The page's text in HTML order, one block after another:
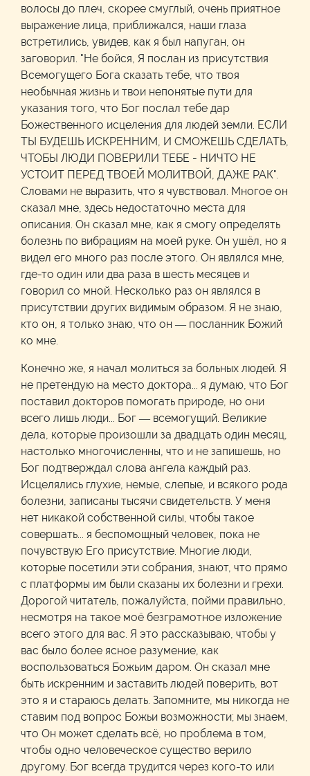
волосы до плеч, скорее смуглый, очень приятное
выражение лица, приближался, наши глаза
встретились, увидев, как я был напуган, он
заговорил. "Не бойся, Я послан из присутствия
Всемогущего Бога сказать тебе, что твоя
необычная жизнь и твои непонятые пути для
указания того, что Бог послал тебе дар
Божественного исцеления для людей земли. ЕСЛИ
ТЫ БУДЕШЬ ИСКРЕННИМ, И СМОЖЕШЬ СДЕЛАТЬ,
ЧТОБЫ ЛЮДИ ПОВЕРИЛИ ТЕБЕ - НИЧТО НЕ
УСТОИТ ПЕРЕД ТВОЕЙ МОЛИТВОЙ, ДАЖЕ РАК".
Словами не выразить, что я чувствовал. Многое он
сказал мне, здесь недостаточно места для
описания. Он сказал мне, как я смогу определять
болезнь по вибрациям на моей руке. Он ушёл, но я
видел его много раз после этого. Он являлся мне,
где-то один или два раза в шесть месяцев и
говорил со мной. Несколько раз он являлся в
присутствии других видимым образом. Я не знаю,
кто он, я только знаю, что он — посланник Божий
ко мне.
Конечно же, я начал молиться за больных людей. Я
не претендую на место доктора... я думаю, что Бог
поставил докторов помогать природе, но они
всего лишь люди... Бог — всемогущий. Великие
дела, которые произошли за двадцать один месяц,
настолько многочисленны, что и не запишешь, но
Бог подтверждал слова ангела каждый раз.
Исцелялись глухие, немые, слепые, и всякого рода
болезни, записаны тысячи свидетельств. У меня
нет никакой собственной силы, чтобы такое
совершать... я беспомощный человек, пока не
почувствую Его присутствие. Многие люди,
которые посетили эти собрания, знают, что прямо
с платформы им были сказаны их болезни и грехи.
Дорогой читатель, пожалуйста, пойми правильно,
несмотря на такое моё безграмотное изложение
всего этого для вас. Я это рассказываю, чтобы у
вас было более ясное разумение, как
воспользоваться Божьим даром. Он сказал мне
быть искренним и заставить людей поверить, вот
это я и стараюсь делать. Запомните, мы никогда не
ставим под вопрос Божьи возможности; мы знаем,
что Он может сделать всё, но проблема в том,
чтобы одно человеческое существо верило
другому. Бог всегда трудится через кого-то или